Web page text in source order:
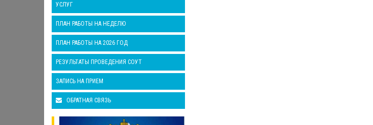
УСЛУГ
ПЛАН РАБОТЫ НА НЕДЕЛЮ
ПЛАН РАБОТЫ НА 2026 ГОД
РЕЗУЛЬТАТЫ ПРОВЕДЕНИЯ СОУТ
ЗАПИСЬ НА ПРИЕМ
ОБРАТНАЯ СВЯЗЬ